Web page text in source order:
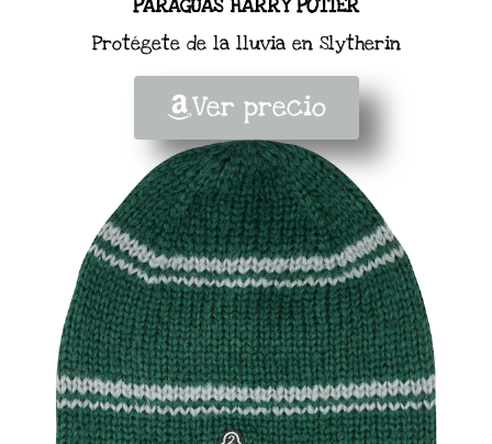
PARAGUAS HARRY POTTER
Protégete de la lluvia en Slytherin
Ver precio